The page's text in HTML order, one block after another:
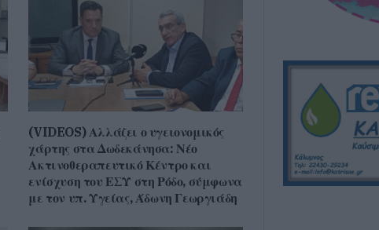
(VIDEOS) Αλλάζει ο υγειονομικός
χάρτης στα Δωδεκάνησα: Νέο
Ακτινοθεραπευτικό Κέντρο και
ενίσχυση του ΕΣΥ στη Ρόδο, σύμφωνα
με τον υπ. Υγείας, Άδωνη Γεωργιάδη